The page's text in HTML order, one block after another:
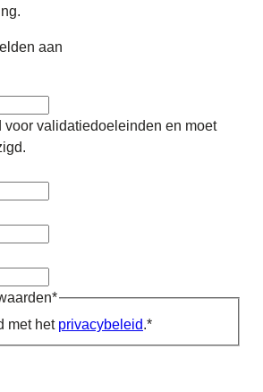
aan
voor validatiedoeleinden en moet
*
met het privacybeleid.*